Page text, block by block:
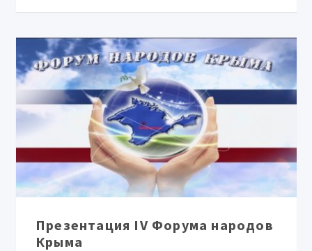
Презентация IV Форума народов
Крыма